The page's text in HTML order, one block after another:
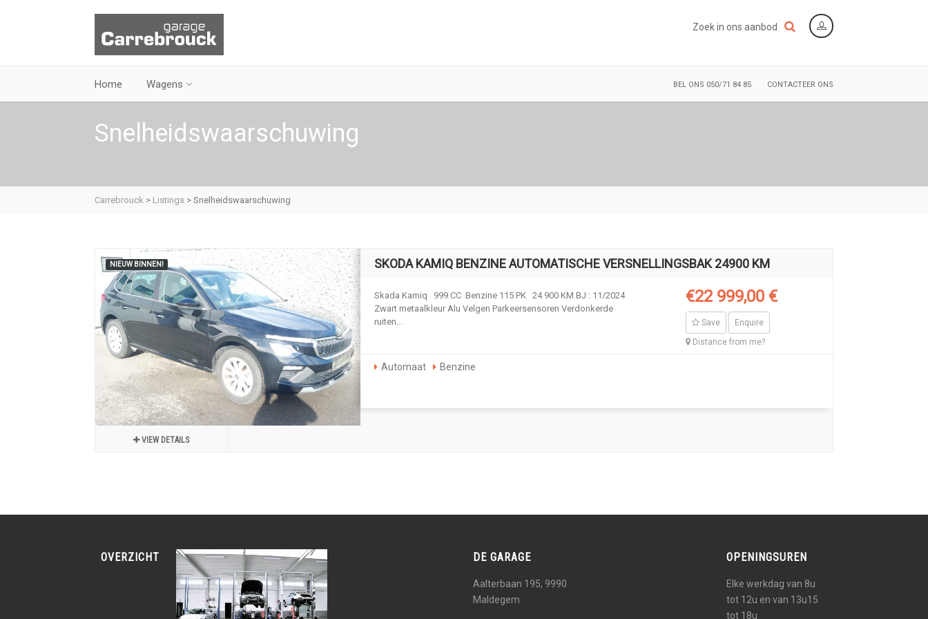
Zoek in ons aanbod
BEL ONS 050/71 84 85 CONTACTEER ONS
Home Wagens
Snelheidswaarschuwing
Carrebrouck > Listings > Snelheidswaarschuwing
NIEUW BINNEN!
VIEW DETAILS
SKODA KAMIQ BENZINE AUTOMATISCHE VERSNELLINGSBAK 24900 KM
Skada Kamiq 999 CC Benzine 115 PK 24 900 KM BJ : 11/2024
Zwart metaalkleur Alu Velgen Parkeersensoren Verdonkerde
ruiten...
€22 999,00 €
Save
Enquire
Distance from me?
Automaat Benzine
OVERZICHT DE GARAGE
Aalterbaan 195, 9990
Maldegem
OPENINGSUREN
Elke werkdag van 8u
tot 12u en van 13u15
tot 18u